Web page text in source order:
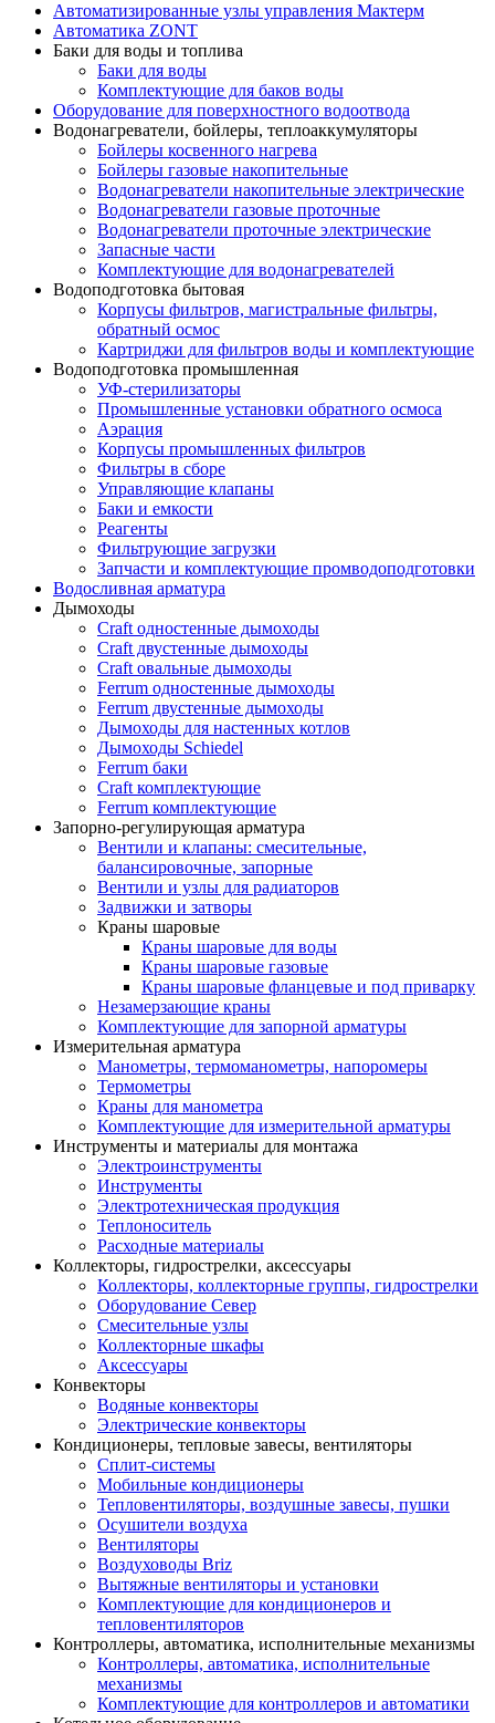
Автоматизированные узлы управления Мактерм
Автоматика ZONT
Баки для воды и топлива
Баки для воды
Комплектующие для баков воды
Оборудование для поверхностного водоотвода
Водонагреватели, бойлеры, теплоаккумуляторы
Бойлеры косвенного нагрева
Бойлеры газовые накопительные
Водонагреватели накопительные электрические
Водонагреватели газовые проточные
Водонагреватели проточные электрические
Запасные части
Комплектующие для водонагревателей
Водоподготовка бытовая
Корпусы фильтров, магистральные фильтры,
обратный осмос
Картриджи для фильтров воды и комплектующие
Водоподготовка промышленная
УФ-стерилизаторы
Промышленные установки обратного осмоса
Аэрация
Корпусы промышленных фильтров
Фильтры в сборе
Управляющие клапаны
Баки и емкости
Реагенты
Фильтрующие загрузки
Запчасти и комплектующие промводоподготовки
Водосливная арматура
Дымоходы
Craft одностенные дымоходы
Craft двустенные дымоходы
Craft овальные дымоходы
Ferrum одностенные дымоходы
Ferrum двустенные дымоходы
Дымоходы для настенных котлов
Дымоходы Schiedel
Ferrum баки
Craft комплектующие
Ferrum комплектующие
Запорно-регулирующая арматура
Вентили и клапаны: смесительные,
балансировочные, запорные
Вентили и узлы для радиаторов
Задвижки и затворы
Краны шаровые
Краны шаровые для воды
Краны шаровые газовые
Краны шаровые фланцевые и под приварку
Незамерзающие краны
Комплектующие для запорной арматуры
Измерительная арматура
Манометры, термоманометры, напоромеры
Термометры
Краны для манометра
Комплектующие для измерительной арматуры
Инструменты и материалы для монтажа
Электроинструменты
Инструменты
Электротехническая продукция
Теплоноситель
Расходные материалы
Коллекторы, гидрострелки, аксессуары
Коллекторы, коллекторные группы, гидрострелки
Оборудование Север
Смесительные узлы
Коллекторные шкафы
Аксессуары
Конвекторы
Водяные конвекторы
Электрические конвекторы
Кондиционеры, тепловые завесы, вентиляторы
Сплит-системы
Мобильные кондиционеры
Тепловентиляторы, воздушные завесы, пушки
Осушители воздуха
Вентиляторы
Воздуховоды Briz
Вытяжные вентиляторы и установки
Комплектующие для кондиционеров и
тепловентиляторов
Контроллеры, автоматика, исполнительные механизмы
Контроллеры, автоматика, исполнительные
механизмы
Комплектующие для контроллеров и автоматики